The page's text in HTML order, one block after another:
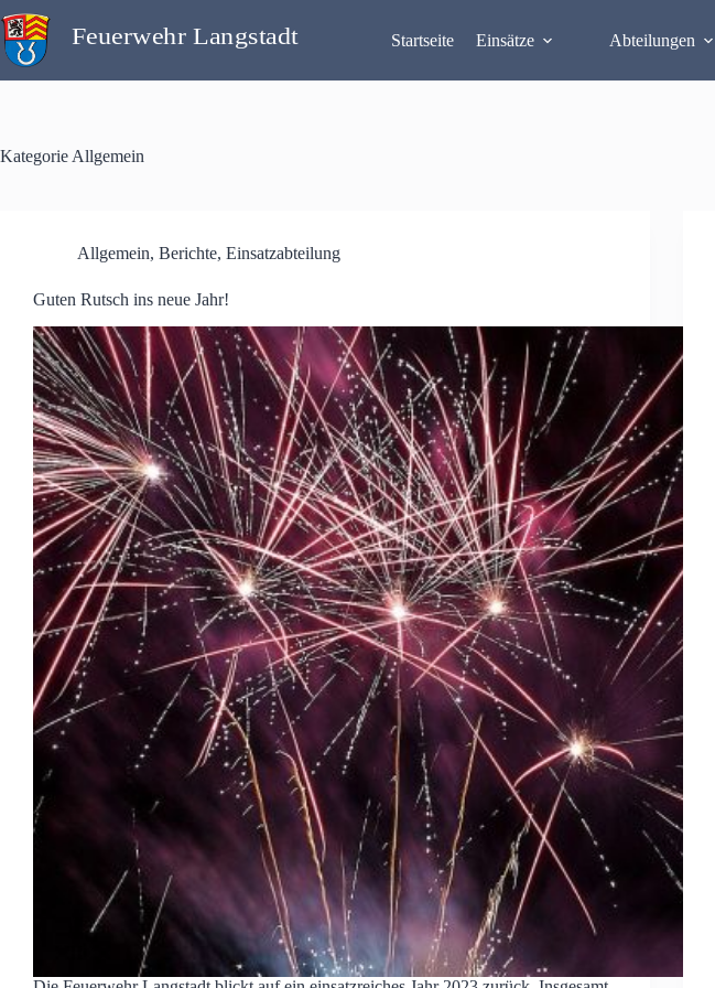
Inhalt
springen
Startseite Einsätze Abteilungen
Kategorie Allgemein
Allgemein, Berichte, Einsatzabteilung
Guten Rutsch ins neue Jahr!